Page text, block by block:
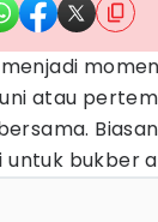
menjadi
atau
untuk bukber